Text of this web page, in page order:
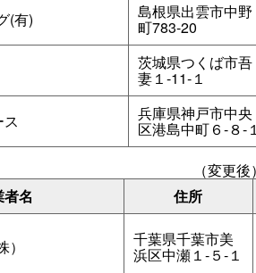
(有) 島根県出雲市中野
町783-20
茨城県つくば市吾
妻１‐11‐１
兵庫県神戸市中央
区港島中町６‐８‐
（変更後
名
住所
千葉県千葉市美
浜区中瀬１‐５‐１